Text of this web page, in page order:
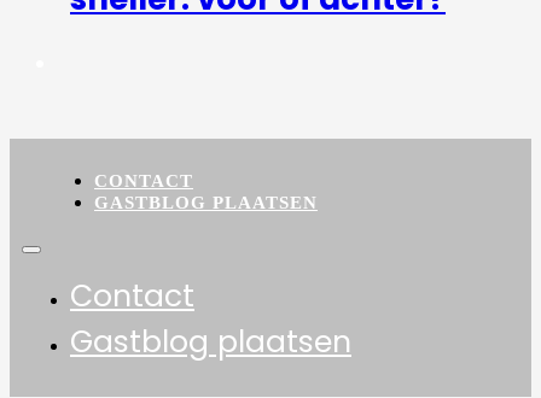
CONTACT
GASTBLOG PLAATSEN
Contact
Gastblog plaatsen